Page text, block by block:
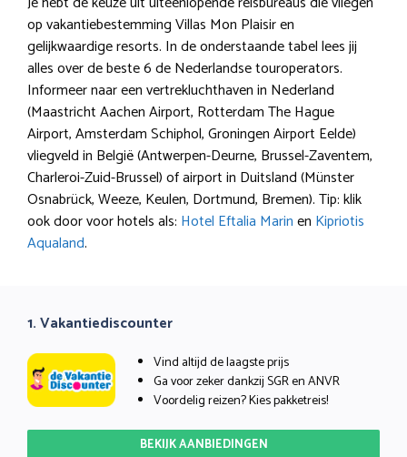
op vakantiebestemming Villas Mon Plaisir en
gelijkwaardige resorts. In de onderstaande tabel lees jij
alles over de beste 6 de Nederlandse touroperators.
Informeer naar een vertrekluchthaven in Nederland
(Maastricht Aachen Airport, Rotterdam The Hague
Airport, Amsterdam Schiphol, Groningen Airport Eelde)
vliegveld in België (Antwerpen-Deurne, Brussel-Zaventem,
Charleroi-Zuid-Brussel) of airport in Duitsland (Münster
Osnabrück, Weeze, Keulen, Dortmund, Bremen). Tip: klik
ook door voor hotels als: Hotel Eftalia Marinen Kipriotis
Aqualand.
1. Vakantiediscounter
Vind altijd de laagste prijs
Ga voor zeker dankzij SGR en ANVR
Voordelig reizen? Kies pakketreis!
BEKIJK AANBIEDINGEN